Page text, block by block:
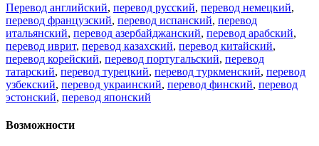
Перевод английский, перевод русский, перевод немецкий,
перевод французский, перевод испанский, перевод
итальянский, перевод азербайджанский, перевод арабский,
перевод иврит, перевод казахский, перевод китайский,
перевод корейский, перевод португальский, перевод
татарский, перевод турецкий, перевод туркменский, перевод
узбекский, перевод украинский, перевод финский, перевод
эстонский, перевод японский
Возможности